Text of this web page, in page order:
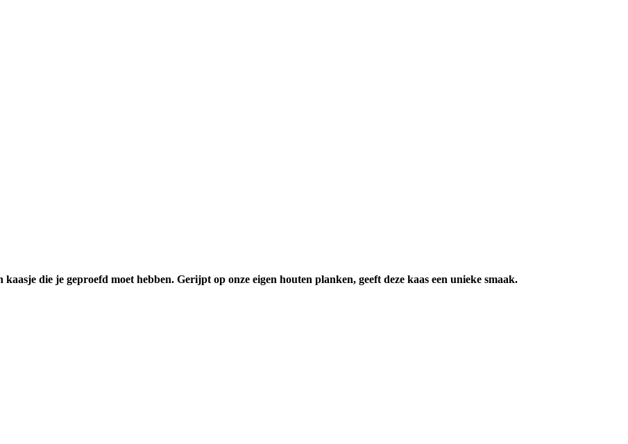
die je geproefd moet hebben. Gerijpt op onze eigen houten planken, geeft deze kaas een unieke smaak.